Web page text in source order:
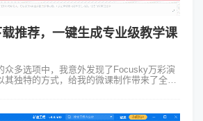
推荐，一键生成专业级教学课
众多选项中，我意外发现了Focusky万彩演
独特的方式，给我的微课制作带来了全新